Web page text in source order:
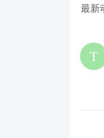
最新